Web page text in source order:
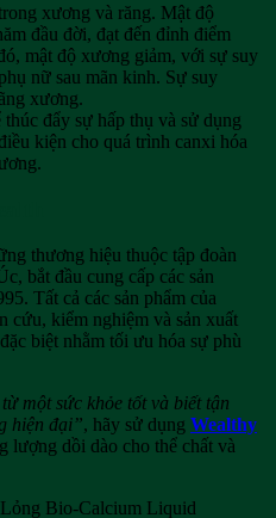
xương và răng. Mật độ
đầu đời, đạt đến đỉnh điểm
mật độ xương giảm, với sự suy
nữ sau mãn kinh. Sự suy
xương.
đẩy sự hấp thụ và sử dụng
kiện cho quá trình canxi hóa
thương hiệu thuộc tập đoàn
bắt đầu cung cấp các sản
Tất cả các sản phẩm của
cứu, kiểm nghiệm và sản xuất
biệt nhằm tối ưu hóa sự phù
một sức khỏe tốt và biết tận
hiện đại”, hãy sử dụng Wealthy
lượng dồi dào cho thể chất và